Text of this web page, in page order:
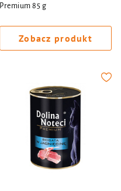
Premium 85 g
Zobacz produkt